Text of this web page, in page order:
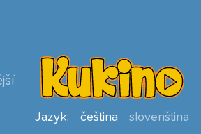
Jazyk: čeština slovenština